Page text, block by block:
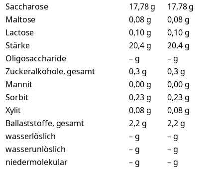
Saccharose
17,78 g
17,78 g
Maltose
0,08 g
0,08 g
Lactose
0,10 g
0,10 g
Stärke
20,4 g
20,4 g
Oligosaccharide
– g
– g
Zuckeralkohole, gesamt
0,3 g
0,3 g
Mannit
0,00 g
0,00 g
Sorbit
0,23 g
0,23 g
Xylit
0,08 g
0,08 g
Ballaststoffe, gesamt
2,2 g
2,2 g
wasserlöslich
– g
– g
wasserunlöslich
– g
– g
niedermolekular
– g
– g